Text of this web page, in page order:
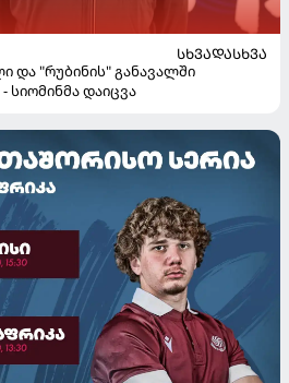
ᲡᲮᲕᲐᲓᲐᲡᲮᲕᲐ
და "რუბინის" განავალში
სიომინმა დაიცვა